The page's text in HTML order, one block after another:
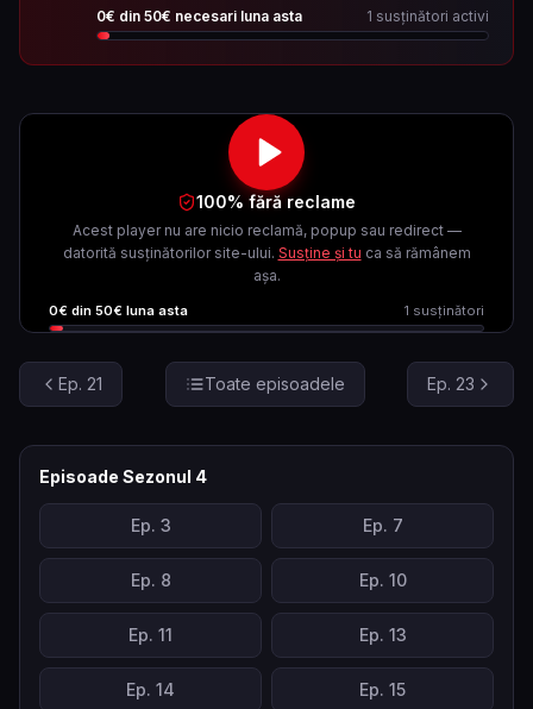
0€ din 50€ necesari luna asta 1 susținători activi
100% fără reclame
Acest player nu are nicio reclamă, popup sau redirect —
datorită susținătorilor site-ului. Susține și tu ca să rămânem
așa.
0€ din 50€ luna asta 1 susținători
Ep. 21 Toate episoadele Ep. 23
Episoade Sezonul 4
Ep. 3 Ep. 7
Ep. 8 Ep. 10
Ep. 11 Ep. 13
Ep. 14 Ep. 15